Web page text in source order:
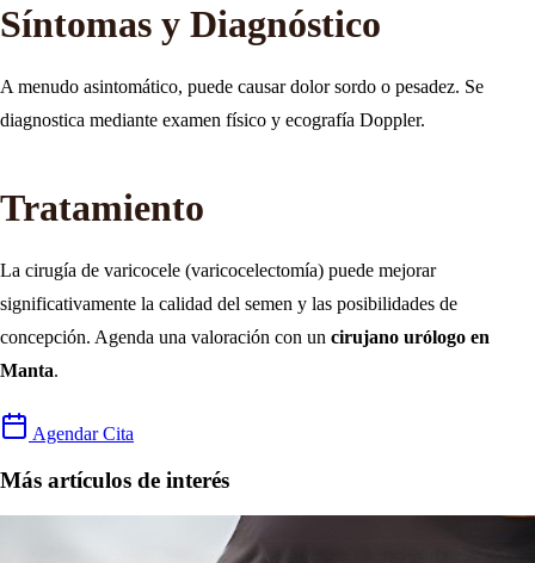
Síntomas y Diagnóstico
A menudo asintomático, puede causar dolor sordo o pesadez. Se
diagnostica mediante examen físico y ecografía Doppler.
Tratamiento
La cirugía de varicocele (varicocelectomía) puede mejorar
significativamente la calidad del semen y las posibilidades de
concepción. Agenda una valoración con un cirujano urólogo en
Manta.
Agendar Cita
Más artículos de interés